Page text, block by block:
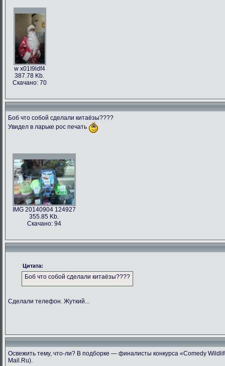
w x01I9ldf4
387.78 Kb.
Скачано: 70
Боб что собой сделали китаёзы????
Увидел в ларьке рос печать
IMG 20140904 124927
355.85 Kb.
Скачано: 94
Цитата:
Боб что собой сделали китаёзы????
Сделали телефон. Жуткий...
Освежить тему, что-ли? В подборке — финалисты конкурса «Comedy
Mail.Ru).